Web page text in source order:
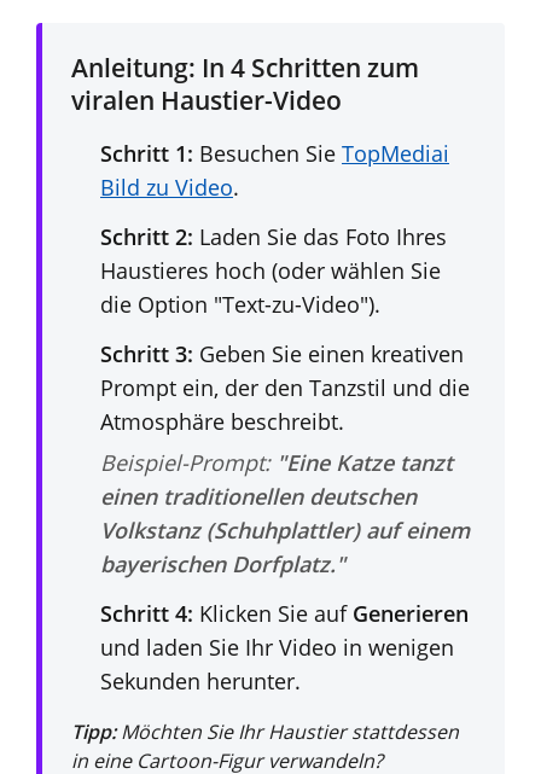
Anleitung: In 4 Schritten zum
viralen Haustier-Video
Schritt 1: Besuchen Sie TopMediai
Bild zu Video.
Schritt 2: Laden Sie das Foto Ihres
Haustieres hoch (oder wählen Sie
die Option "Text-zu-Video").
Schritt 3: Geben Sie einen kreativen
Prompt ein, der den Tanzstil und die
Atmosphäre beschreibt.
Beispiel-Prompt: "Eine Katze tanzt
einen traditionellen deutschen
Volkstanz (Schuhplattler) auf einem
bayerischen Dorfplatz."
Schritt 4: Klicken Sie auf Generieren
und laden Sie Ihr Video in wenigen
Sekunden herunter.
Tipp:Möchten Sie Ihr Haustier stattdessen
in eine Cartoon-Figur verwandeln?